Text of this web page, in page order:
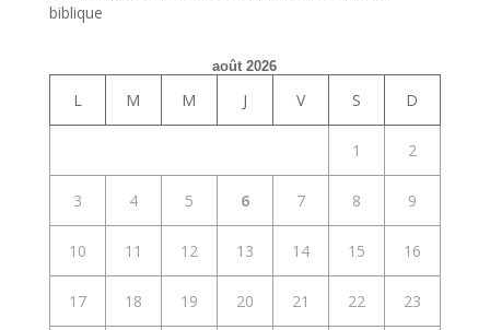
biblique
août 2026
L M M J V S D
1 2
3 4 5 6 7 8 9
10 11 12 13 14 15 16
17 18 19 20 21 22 23